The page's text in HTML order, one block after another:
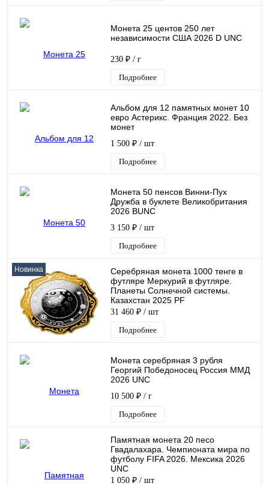
Монета 25 центов 250 лет
независимости США 2026 D UNC
230 ₽ / г
Подробнее
Альбом для 12 памятных монет 10
евро Астерикс. Франция 2022. Без
монет
1 500 ₽ / шт
Подробнее
Монета 50 пенсов Винни-Пух
Дружба в буклете Великобритания
2026 BUNC
3 150 ₽ / шт
Подробнее
Новинка
Серебряная монета 1000 тенге в
футляре Меркурий в футляре.
Планеты Солнечной системы.
Казахстан 2025 PF
31 460 ₽ / шт
Подробнее
Монета серебряная 3 рубля
Георгий Победоносец Россия ММД
2026 UNC
10 500 ₽ / г
Подробнее
Памятная монета 20 песо
Гвадалахара. Чемпионата мира по
футболу FIFA 2026. Мексика 2026
UNC
1 050 ₽ / шт